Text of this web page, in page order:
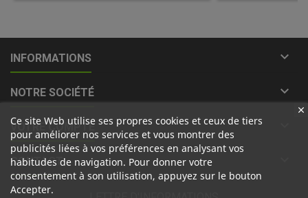
INFORMATIONS 
NOTRE SOCIÉTÉ 
VOTRE COMPTE
CONTACT
Ce site Web utilise ses propres cookies et ceux de tiers
pour améliorer nos services et vous montrer des
publicités liées à vos préférences en analysant vos
habitudes de navigation. Pour donner votre
consentement à son utilisation, appuyez sur le bouton
Accepter.